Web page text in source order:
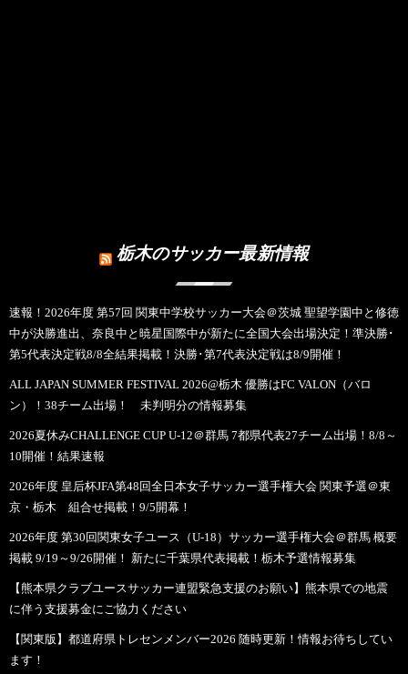
栃木のサッカー最新情報
速報！2026年度 第57回 関東中学校サッカー大会＠茨城 聖望学園中と修徳
中が決勝進出、奈良中と暁星国際中が新たに全国大会出場決定！準決勝･
第5代表決定戦8/8全結果掲載！決勝･第7代表決定戦は8/9開催！
ALL JAPAN SUMMER FESTIVAL 2026@栃木 優勝はFC VALON（バロ
ン）！38チーム出場！ 未判明分の情報募集
2026夏休みCHALLENGE CUP U-12＠群馬 7都県代表27チーム出場！8/8～
10開催！結果速報
2026年度 皇后杯JFA第48回全日本女子サッカー選手権大会 関東予選＠東
京・栃木 組合せ掲載！9/5開幕！
2026年度 第30回関東女子ユース（U-18）サッカー選手権大会＠群馬 概要
掲載 9/19～9/26開催！ 新たに千葉県代表掲載！栃木予選情報募集
【熊本県クラブユースサッカー連盟緊急支援のお願い】熊本県での地震
に伴う支援募金にご協力ください
【関東版】都道府県トレセンメンバー2026 随時更新！情報お待ちしてい
ます！